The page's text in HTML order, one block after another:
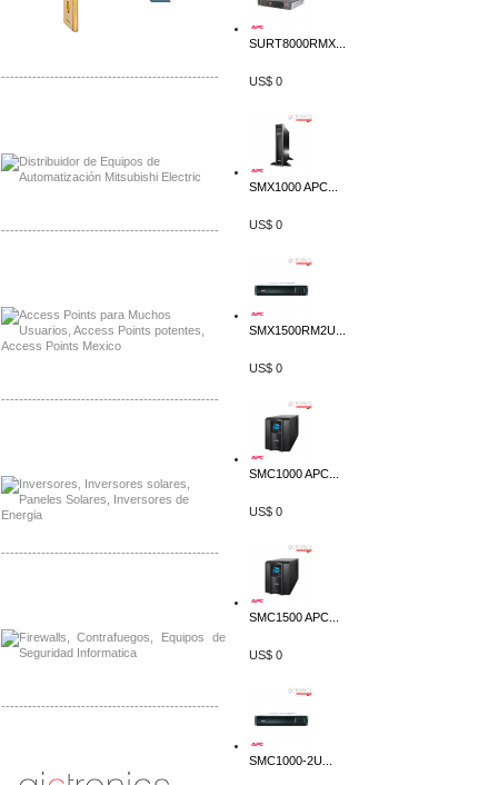
-------------------------------------------------
-------------------------------------------------
-------------------------------------------------
-------------------------------------------------
-------------------------------------------------
SURT8000RMX...
US$ 0
SMX1000 APC...
US$ 0
SMX1500RM2U...
US$ 0
SMC1000 APC...
US$ 0
SMC1500 APC...
US$ 0
SMC1000-2U...